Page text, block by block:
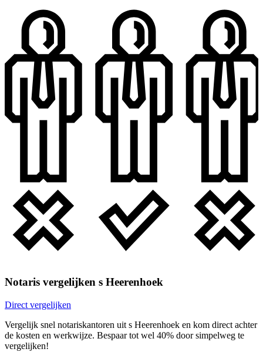
Notaris vergelijken s Heerenhoek
Direct vergelijken
Vergelijk snel notariskantoren uit s Heerenhoek en kom direct achter
de kosten en werkwijze. Bespaar tot wel 40% door simpelweg te
vergelijken!